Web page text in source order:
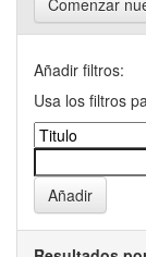
Comenzar
Añadir filtros:
Usa los filtros